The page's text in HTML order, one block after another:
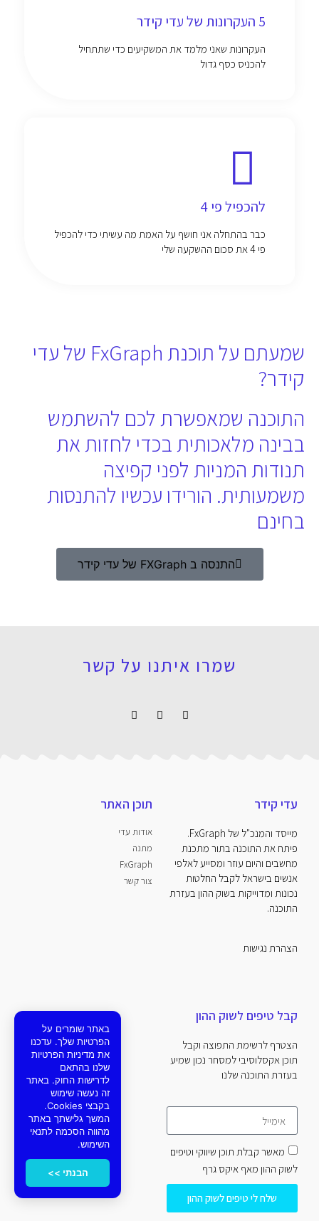
5 העקרונות של עדי קידר
העקרונות שאני מלמד את המשקיעים כדי שתתחיל
להכניס כסף גדול
להכפיל פי 4
כבר בהתחלה אני חושף על האמת מה עשיתי כדי להכפיל
פי 4 את סכום ההשקעה שלי
שמעתם על תוכנת FxGraph של עדי
קידר?
התוכנה שמאפשרת לכם להשתמש
בבינה מלאכותית בכדי לחזות את
תנודות המניות לפני קפיצה
משמעותית. הורידו עכשיו להתנסות
בחינם
התנסה ב FXGraph של עדי קידר
שמרו איתנו על קשר
עדי קידר
מייסד והמנכ"ל של FxGraph.
פיתח את התוכנה בתור מתכנת
מחשבים והיום עוזר ומסייע לאלפי
אנשים בישראל לקבל החלטות
נכונות ומדוייקות בשוק ההון בעזרת
התוכנה.
הצהרת נגישות
תוכן האתר
אודות עדי
מתנה
FxGraph
צור קשר
קבל טיפים לשוק ההון
הצטרף לרשימת התפוצה וקבל
תוכן אקסלוסיבי למסחר נכון שמיע
בעזרת התוכנה שלנו
מאשר קבלת תוכן שיווקי וטיפים
לשוק ההון מאף איקס גרף
שלח לי טיפים לשוק ההון
באתר שומרים על
הפרטיות שלך. עדכנו
את מדיניות הפרטיות
שלנו בהתאם
לדרישות החוק. באתר
זה נעשה שימוש
בקבצי Cookies.
המשך גלישתך באתר
מהווה הסכמה לתנאי
השימוש.
הבנתי >>